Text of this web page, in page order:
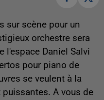
sur scène pour un
orchestre sera
l'espace Daniel Salvi
pour piano de
se veulent à la
A vous de